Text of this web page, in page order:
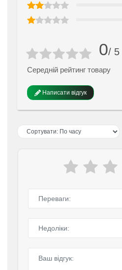
0/ 5
Середній рейтинг товару
Написати відгук